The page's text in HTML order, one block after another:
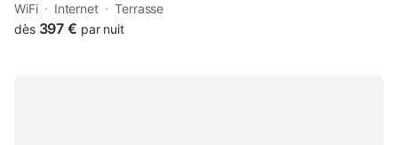
terrace and garden views. Guests staying at this villa have
access to a patio.
WiFi Internet
Terrasse
dès 397 € par nuit